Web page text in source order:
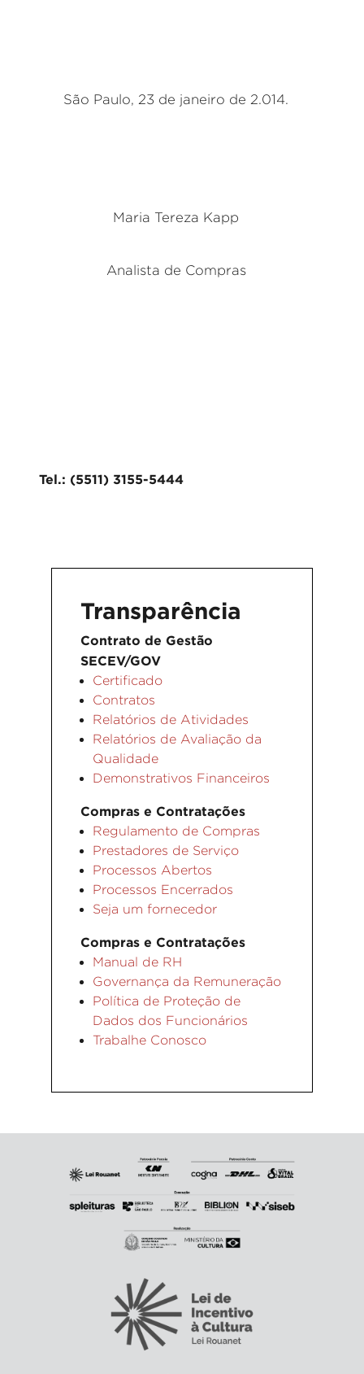
São Paulo, 23 de janeiro de 2.014.
Maria Tereza Kapp
Analista de Compras
Tel.: (5511) 3155-5444
Transparência
Contrato de Gestão
SECEV/GOV
Certificado
Contratos
Relatórios de Atividades
Relatórios de Avaliação da
Qualidade
Demonstrativos Financeiros
Compras e Contratações
Regulamento de Compras
Prestadores de Serviço
Processos Abertos
Processos Encerrados
Seja um fornecedor
Compras e Contratações
Manual de RH
Governança da Remuneração
Política de Proteção de
Dados dos Funcionários
Trabalhe Conosco